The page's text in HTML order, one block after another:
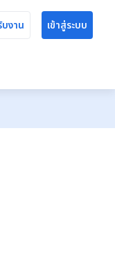
บงาน เข้าสู่ระบบ